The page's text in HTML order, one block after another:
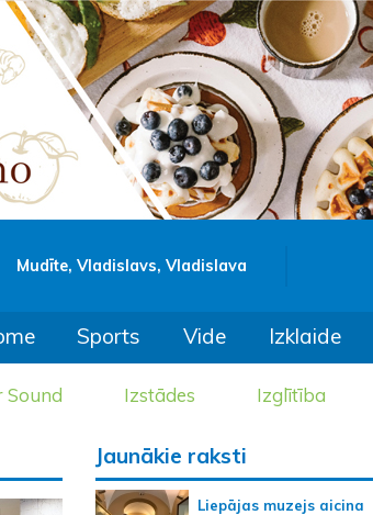
Mudīte, Vladislavs, Vladislava
Sports Vide Izklaide
Sound Izstādes Izglītība
Jaunākie raksti
Liepājas muzejs aicina